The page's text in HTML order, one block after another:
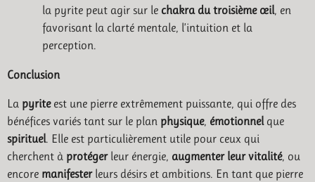
la pyrite peut agir sur le chakra du troisième œil, en
favorisant la clarté mentale, l’intuition et la
perception.
Conclusion
La pyriteest une pierre extrêmement puissante, qui offre des
bénéfices variés tant sur le plan physique, émotionnelque
spirituel. Elle est particulièrement utile pour ceux qui
cherchent à protégerleur énergie, augmenter leur vitalité, ou
encore manifesterleurs désirs et ambitions. En tant que pierre